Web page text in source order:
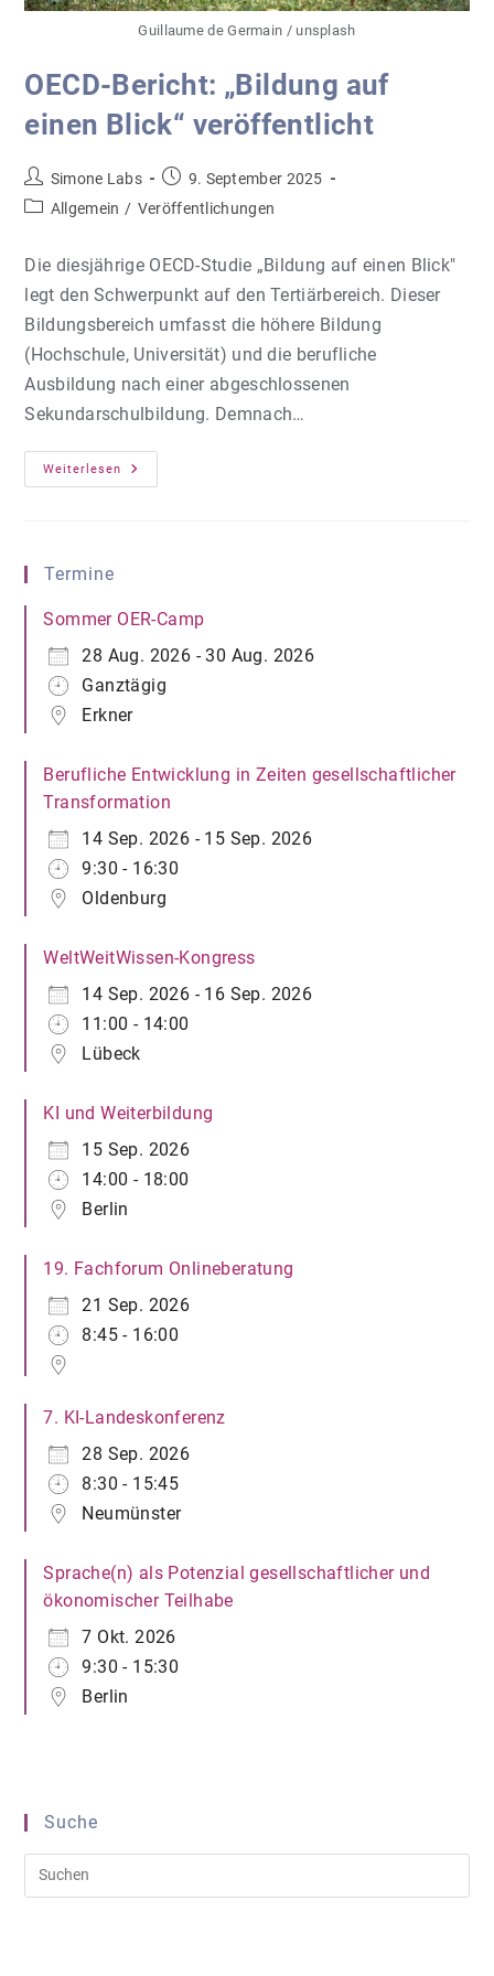
Guillaume de Germain / unsplash
OECD-Bericht: „Bildung auf
einen Blick“ veröffentlicht
Beitrags-
Autor:
Simone Labs
Beitrag
veröffentlicht:
9. September 2025
Beitrags-
Allgemein / Veröffentlichungen
Die diesjährige OECD-Studie „Bildung auf einen Blick"
legt den Schwerpunkt auf den Tertiärbereich. Dieser
Bildungsbereich umfasst die höhere Bildung
(Hochschule, Universität) und die berufliche
Ausbildung nach einer abgeschlossenen
Sekundarschulbildung. Demnach…
Weiterlesen
OECD-
Bericht:
Termine
Sommer OER-Camp
28 Aug. 2026 - 30 Aug. 2026
Ganztägig
Erkner
Berufliche Entwicklung in Zeiten gesellschaftlicher
Transformation
14 Sep. 2026 - 15 Sep. 2026
9:30 - 16:30
Oldenburg
WeltWeitWissen-Kongress
14 Sep. 2026 - 16 Sep. 2026
11:00 - 14:00
Lübeck
KI und Weiterbildung
15 Sep. 2026
14:00 - 18:00
Berlin
19. Fachforum Onlineberatung
21 Sep. 2026
8:45 - 16:00
7. KI-Landeskonferenz
28 Sep. 2026
8:30 - 15:45
Neumünster
Sprache(n) als Potenzial gesellschaftlicher und
ökonomischer Teilhabe
7 Okt. 2026
9:30 - 15:30
Berlin
Suche